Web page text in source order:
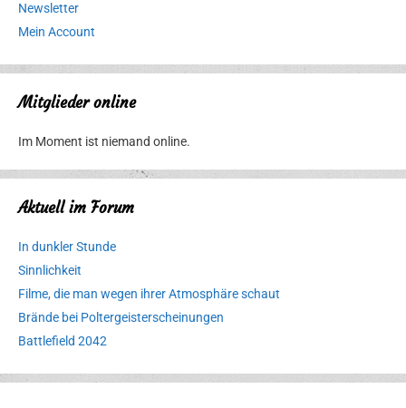
Newsletter
Mein Account
Mitglieder online
Im Moment ist niemand online.
Aktuell im Forum
In dunkler Stunde
Sinnlichkeit
Filme, die man wegen ihrer Atmosphäre schaut
Brände bei Poltergeisterscheinungen
Battlefield 2042
Erlebnispark
Verbotene